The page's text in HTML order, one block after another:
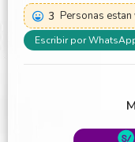
3 Personas
Escribir por